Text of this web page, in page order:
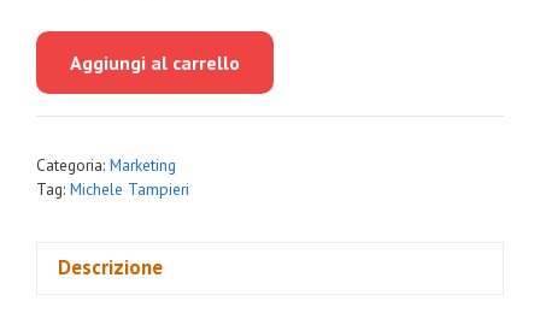
era:
è:
Aggiungi al carrello
Categoria: Marketing
Tag: Michele Tampieri
Descrizione